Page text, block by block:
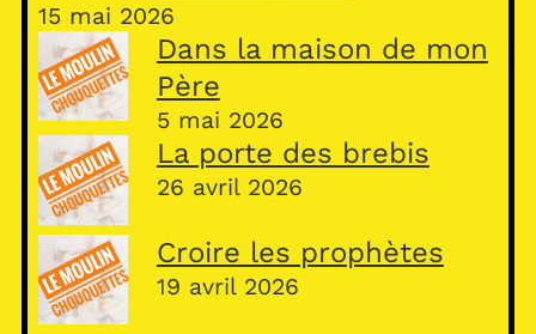
15 mai 2026
Dans la maison de mon
Père
5 mai 2026
La porte des brebis
26 avril 2026
Croire les prophètes
19 avril 2026